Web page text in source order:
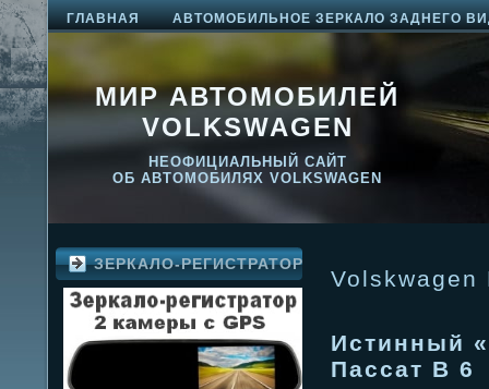
ГЛАВНАЯ АВТОМОБИЛЬНОЕ ЗЕРКАЛО ЗАДНЕГО
МИР АВТОМОБИЛЕЙ
VOLKSWAGEN
НЕОФИЦИАЛЬНЫЙ САЙТ
ОБ АВТОМОБИЛЯХ VOLKSWAGEN
ЗЕРКАЛО-РЕГИСТРАТОР
Volskwagen
Истинный
Пассат В 6